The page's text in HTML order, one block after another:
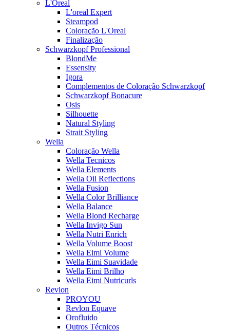
L'Oreal
L'oreal Expert
Steampod
Coloração L'Oreal
Finalização
Schwarzkopf Professional
BlondMe
Essensity
Igora
Complementos de Coloração Schwarzkopf
Schwarzkopf Bonacure
Osis
Silhouette
Natural Styling
Strait Styling
Wella
Coloração Wella
Wella Tecnicos
Wella Elements
Wella Oil Reflections
Wella Fusion
Wella Color Brilliance
Wella Balance
Wella Blond Recharge
Wella Invigo Sun
Wella Nutri Enrich
Wella Volume Boost
Wella Eimi Volume
Wella Eimi Suavidade
Wella Eimi Brilho
Wella Eimi Nutricurls
Revlon
PROYOU
Revlon Equave
Orofluido
Outros Técnicos